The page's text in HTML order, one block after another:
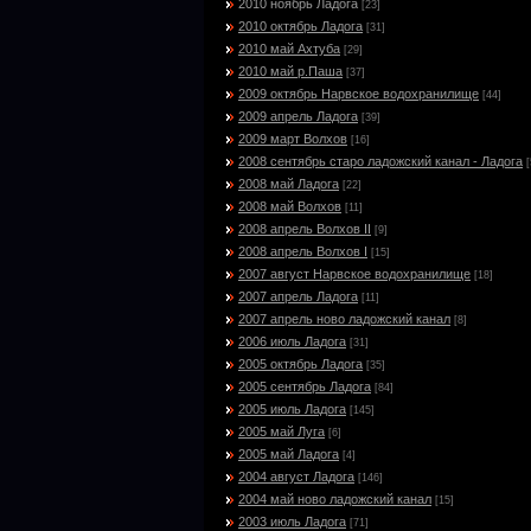
2010 ноябрь Ладога [23]
2010 октябрь Ладога [31]
2010 май Ахтуба [29]
2010 май р.Паша [37]
2009 октябрь Нарвское водохранилище [44]
2009 апрель Ладога [39]
2009 март Волхов [16]
2008 сентябрь старо ладожский канал - Ладога
2008 май Ладога [22]
2008 май Волхов [11]
2008 апрель Волхов II [9]
2008 апрель Волхов I [15]
2007 август Нарвское водохранилище [18]
2007 апрель Ладога [11]
2007 апрель ново ладожский канал [8]
2006 июль Ладога [31]
2005 октябрь Ладога [35]
2005 сентябрь Ладога [84]
2005 июль Ладога [145]
2005 май Луга [6]
2005 май Ладога [4]
2004 август Ладога [146]
2004 май ново ладожский канал [15]
2003 июль Ладога [71]